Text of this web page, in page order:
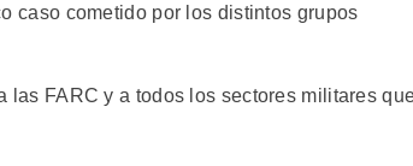
caso cometido por los distintos grupos
las FARC y a todos los sectores militares